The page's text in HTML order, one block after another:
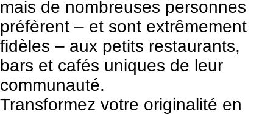
mais de nombreuses personnes
préfèrent – et sont extrêmement
fidèles – aux petits restaurants,
bars et cafés uniques de leur
communauté.
Transformez votre originalité en